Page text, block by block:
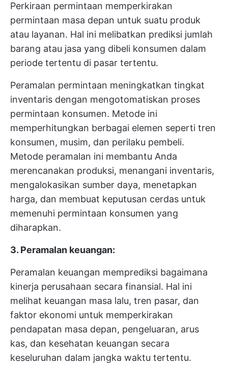
Perkiraan permintaan memperkirakan
permintaan masa depan untuk suatu produk
atau layanan. Hal ini melibatkan prediksi jumlah
barang atau jasa yang dibeli konsumen dalam
periode tertentu di pasar tertentu.
Peramalan permintaan meningkatkan tingkat
inventaris dengan mengotomatiskan proses
permintaan konsumen. Metode ini
memperhitungkan berbagai elemen seperti tren
konsumen, musim, dan perilaku pembeli.
Metode peramalan ini membantu Anda
merencanakan produksi, menangani inventaris,
mengalokasikan sumber daya, menetapkan
harga, dan membuat keputusan cerdas untuk
memenuhi permintaan konsumen yang
diharapkan.
3. Peramalan keuangan:
Peramalan keuangan memprediksi bagaimana
kinerja perusahaan secara finansial. Hal ini
melihat keuangan masa lalu, tren pasar, dan
faktor ekonomi untuk memperkirakan
pendapatan masa depan, pengeluaran, arus
kas, dan kesehatan keuangan secara
keseluruhan dalam jangka waktu tertentu.